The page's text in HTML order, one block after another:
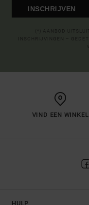
INSCHRIJVEN
VIND EEN WINKEL
HULP